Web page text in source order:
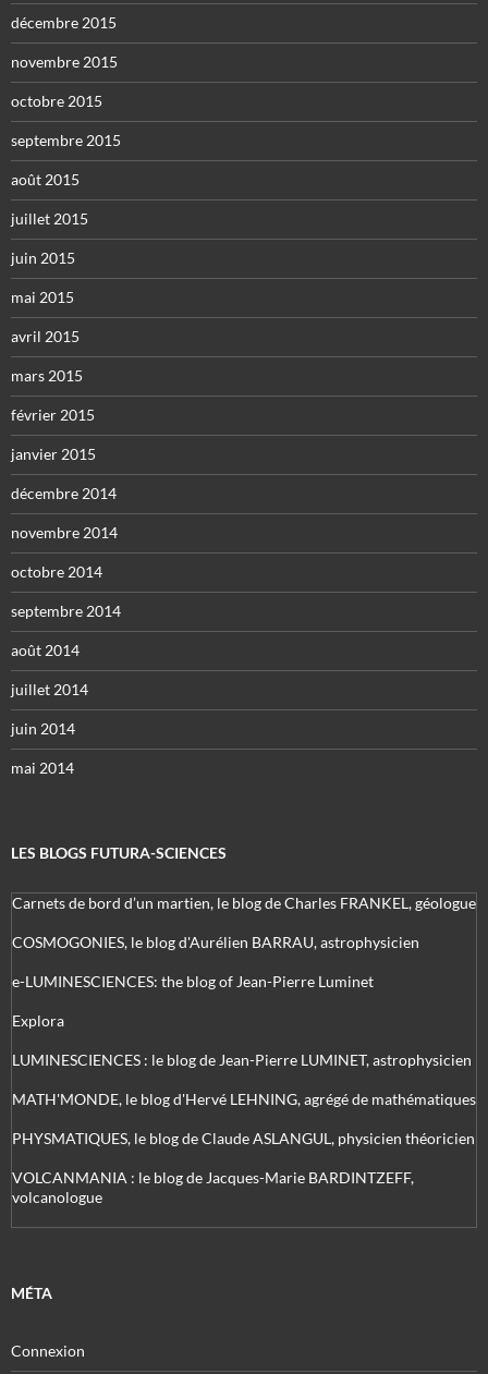
décembre 2015
novembre 2015
octobre 2015
septembre 2015
août 2015
juillet 2015
juin 2015
mai 2015
avril 2015
mars 2015
février 2015
janvier 2015
décembre 2014
novembre 2014
octobre 2014
septembre 2014
août 2014
juillet 2014
juin 2014
mai 2014
LES BLOGS FUTURA-SCIENCES
Carnets de bord d’un martien, le blog de Charles FRANKEL, géologue
COSMOGONIES, le blog d'Aurélien BARRAU, astrophysicien
e-LUMINESCIENCES: the blog of Jean-Pierre Luminet
Explora
LUMINESCIENCES : le blog de Jean-Pierre LUMINET, astrophysicien
MATH'MONDE, le blog d'Hervé LEHNING, agrégé de mathématiques
PHYSMATIQUES, le blog de Claude ASLANGUL, physicien théoricien
VOLCANMANIA : le blog de Jacques-Marie BARDINTZEFF,
volcanologue
MÉTA
Connexion